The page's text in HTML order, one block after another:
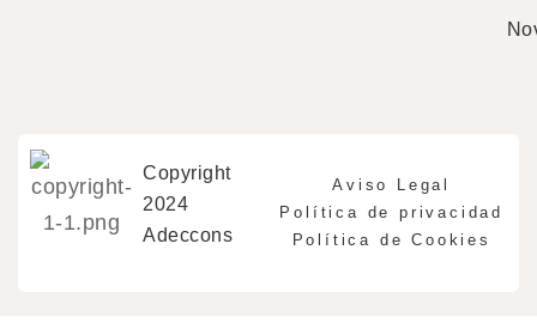
Copyright
2024
Adeccons
Aviso Legal
Política de privacidad
Política de Cookies